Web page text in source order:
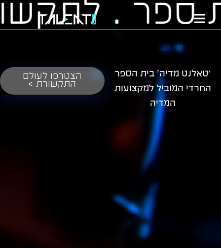
‘טאלנט מדיה’ בית הספר
החרדי המוביל למקצועות
המדיה
הצטרפו לעולם
התקשורת >